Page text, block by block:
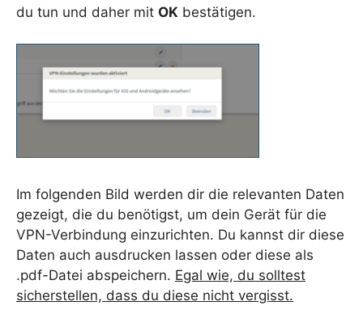
du tun und daher mit OK bestätigen.
Im folgenden Bild werden dir die relevanten Daten
gezeigt, die du benötigst, um dein Gerät für die
VPN-Verbindung einzurichten. Du kannst dir diese
Daten auch ausdrucken lassen oder diese als
.pdf-Datei abspeichern. Egal wie, du solltest
sicherstellen, dass du diese nicht vergisst.